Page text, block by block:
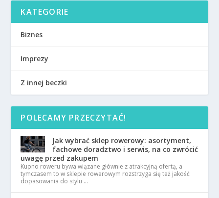
KATEGORIE
Biznes
Imprezy
Z innej beczki
POLECAMY PRZECZYTAĆ!
Jak wybrać sklep rowerowy: asortyment,
fachowe doradztwo i serwis, na co zwrócić
uwagę przed zakupem
Kupno roweru bywa wiązane głównie z atrakcyjną ofertą, a
tymczasem to w sklepie rowerowym rozstrzyga się też jakość
dopasowania do stylu …